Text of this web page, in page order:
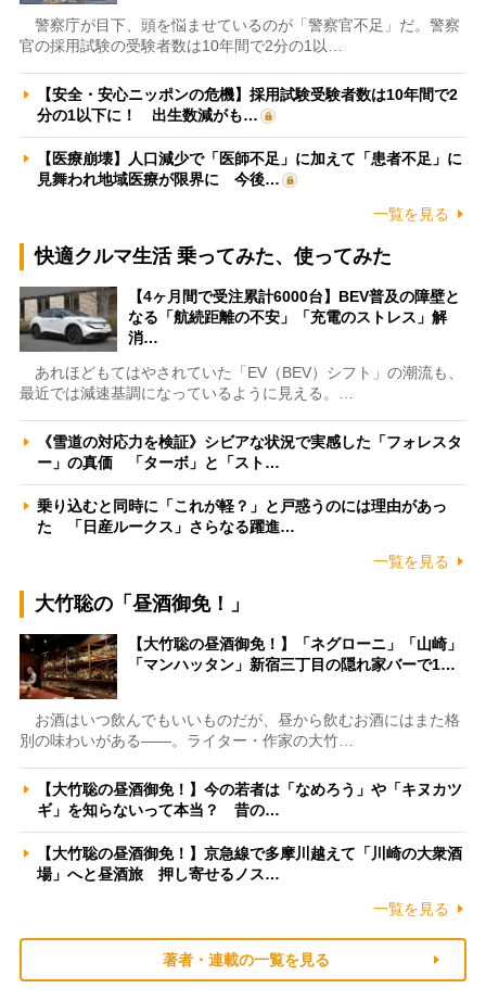
警察庁が目下、頭を悩ませているのが「警察官不足」だ。警察
官の採用試験の受験者数は10年間で2分の1以…
【安全・安心ニッポンの危機】採用試験受験者数は10年間で2
分の1以下に！ 出生数減がも…
【医療崩壊】人口減少で「医師不足」に加えて「患者不足」に
見舞われ地域医療が限界に 今後…
一覧を見る
快適クルマ生活 乗ってみた、使ってみた
【4ヶ月間で受注累計6000台】BEV普及の障壁と
なる「航続距離の不安」「充電のストレス」解
消…
あれほどもてはやされていた「EV（BEV）シフト」の潮流も、
最近では減速基調になっているように見える。…
《雪道の対応力を検証》シビアな状況で実感した「フォレスタ
ー」の真価 「ターボ」と「スト…
乗り込むと同時に「これが軽？」と戸惑うのには理由があっ
た 「日産ルークス」さらなる躍進…
一覧を見る
大竹聡の「昼酒御免！」
【大竹聡の昼酒御免！】「ネグローニ」「山崎」
「マンハッタン」新宿三丁目の隠れ家バーで1…
お酒はいつ飲んでもいいものだが、昼から飲むお酒にはまた格
別の味わいがある――。ライター・作家の大竹…
【大竹聡の昼酒御免！】今の若者は「なめろう」や「キヌカツ
ギ」を知らないって本当？ 昔の…
【大竹聡の昼酒御免！】京急線で多摩川越えて「川崎の大衆酒
場」へと昼酒旅 押し寄せるノス…
一覧を見る
著者・連載の一覧を見る